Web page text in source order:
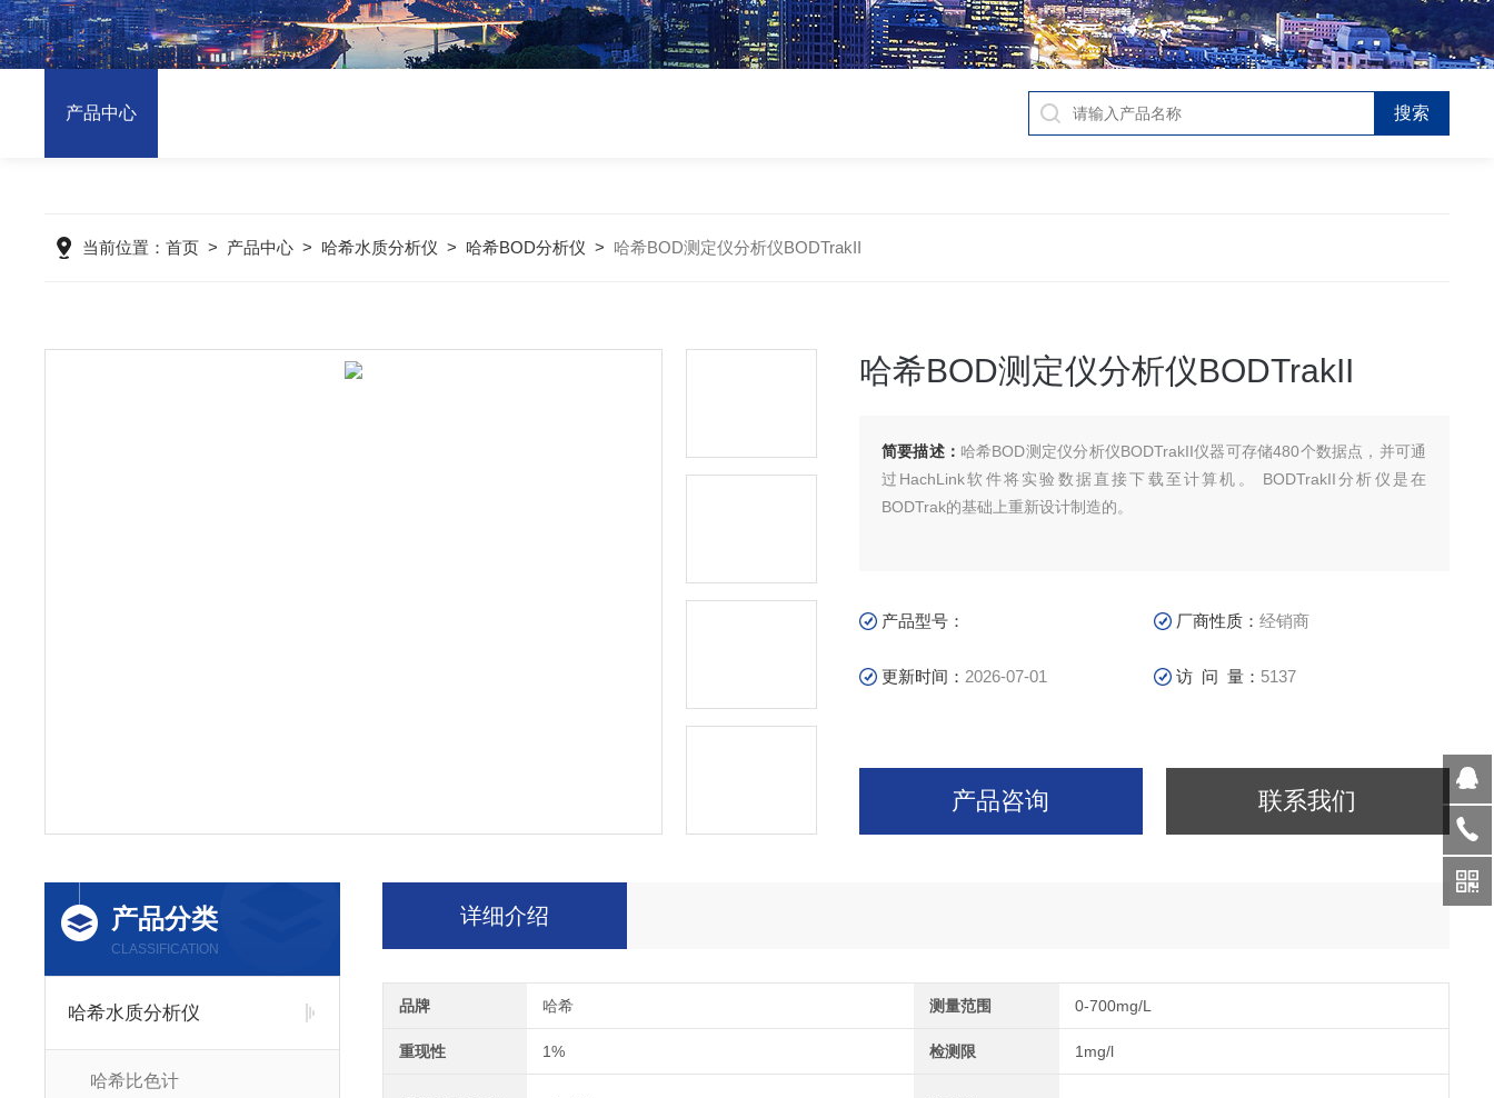
产品中心
当前位置：首页 > 产品中心 > 哈希水质分析仪 > 哈希BOD分析仪 > 哈希BOD测定仪分析仪BODTrakII
哈希BOD测定仪分析仪BODTrakII
简要描述： 哈希BOD测定仪分析仪BODTrakII仪器可存储480个数据点，并可通
过HachLink软件将实验数据直接下载至计算机。 BODTrakII分析仪是在
BODTrak的基础上重新设计制造的。
产品型号： 厂商性质：经销商
更新时间： 2026-07-01 访 问 量： 5137
产品咨询 联系我们
产品分类
CLASSIFICATION
哈希水质分析仪
哈希比色计
详细介绍
品牌 哈希 测量范围 0-700mg/L
重现性 1% 检测限 1mg/l